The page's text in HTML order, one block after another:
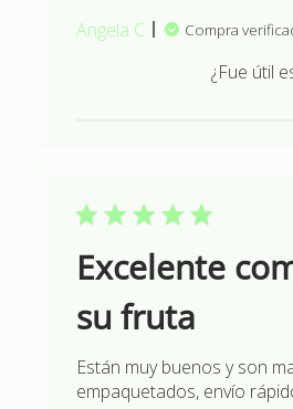
Angela C.
Compra
¿Fue útil
Excelente
su fruta
Están muy buenos y son
empaquetados, envío